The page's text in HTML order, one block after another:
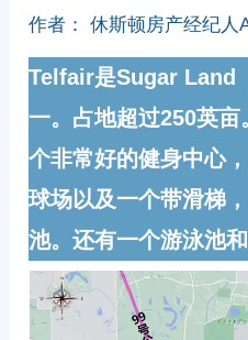
作者： 休斯顿房产经纪人
Telfair是Sugar Land
一。占地超过250英
个非常好的健身中心
球场以及一个带滑梯
池。还有一个游泳池和